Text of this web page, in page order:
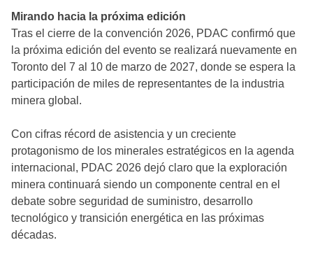
Mirando hacia la próxima edición
Tras el cierre de la convención 2026, PDAC confirmó que
la próxima edición del evento se realizará nuevamente en
Toronto del 7 al 10 de marzo de 2027, donde se espera la
participación de miles de representantes de la industria
minera global.
Con cifras récord de asistencia y un creciente
protagonismo de los minerales estratégicos en la agenda
internacional, PDAC 2026 dejó claro que la exploración
minera continuará siendo un componente central en el
debate sobre seguridad de suministro, desarrollo
tecnológico y transición energética en las próximas
décadas.